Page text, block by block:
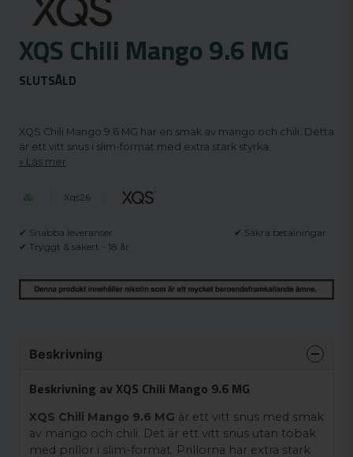
XQS Chili Mango 9.6 MG
SLUTSÅLD
XQS Chili Mango 9.6 MG har en smak av mango och chili. Detta
är ett vitt snus i slim-format med extra stark styrka.
Läs mer
Xqs26
✔ Snabba leveranser
✔ Säkra betalningar
✔ Tryggt & säkert - 18 år
Beskrivning
Beskrivning av XQS Chili Mango 9.6 MG
XQS Chili Mango 9.6 MG är ett vitt snus med smak
av mango och chili. Det är ett vitt snus utan tobak
med prillor i slim-format. Prillorna har extra stark